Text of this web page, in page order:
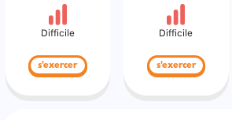
Difficile
s'exercer
Difficile
s'exercer